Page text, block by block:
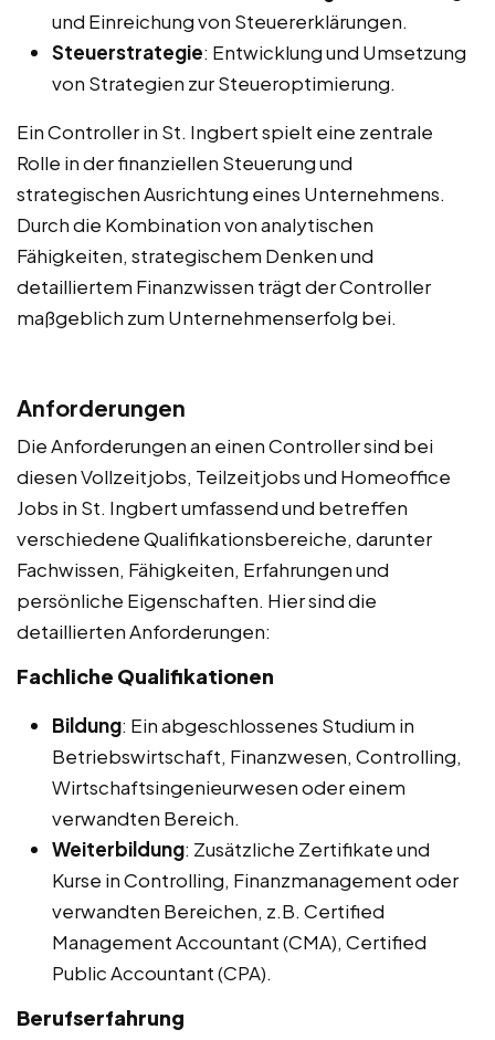
und Einreichung von Steuererklärungen.
Steuerstrategie: Entwicklung und Umsetzung
von Strategien zur Steueroptimierung.
Ein Controller in St. Ingbert spielt eine zentrale
Rolle in der finanziellen Steuerung und
strategischen Ausrichtung eines Unternehmens.
Durch die Kombination von analytischen
Fähigkeiten, strategischem Denken und
detailliertem Finanzwissen trägt der Controller
maßgeblich zum Unternehmenserfolg bei.
Anforderungen
Die Anforderungen an einen Controller sind bei
diesen Vollzeitjobs, Teilzeitjobs und Homeoffice
Jobs in St. Ingbert umfassend und betreffen
verschiedene Qualifikationsbereiche, darunter
Fachwissen, Fähigkeiten, Erfahrungen und
persönliche Eigenschaften. Hier sind die
detaillierten Anforderungen:
Fachliche Qualifikationen
Bildung: Ein abgeschlossenes Studium in
Betriebswirtschaft, Finanzwesen, Controlling,
Wirtschaftsingenieurwesen oder einem
verwandten Bereich.
Weiterbildung: Zusätzliche Zertifikate und
Kurse in Controlling, Finanzmanagement oder
verwandten Bereichen, z.B. Certified
Management Accountant (CMA), Certified
Public Accountant (CPA).
Berufserfahrung